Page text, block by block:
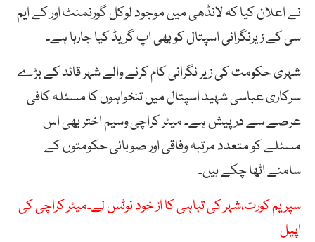
نے اعلان کیا کہ لانڈھی میں موجود لوکل گورنمنٹ اور کے ایم
سی کے زیرنگرانی اسپتال کو بھی اپ گریڈ کیا جارہا ہے۔
شہری حکومت کی زیر نگرانی کام کرنے والے شہر قائد کے بڑے
سرکاری عباسی شہید اسپتال میں تنخواہوں کا مسئلہ کافی
عرصے سے درپیش ہے۔ میئر کراچی وسیم اختر بھی اس
مسئلے کو متعدد مرتبہ وفاقی اور صوبائی حکومتوں کے
سامنے اٹھا چکے ہیں۔
سپریم کورٹ،شہر کی تباہی کا از خود نوٹس لے۔میئر کراچی کی
اپیل